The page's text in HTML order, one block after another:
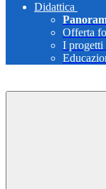
Didattica
Offerta
I progetti